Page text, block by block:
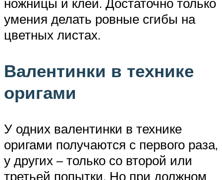
умения делать ровные сгибы на
цветных листах.
Валентинки в технике
оригами
У одних валентинки в технике
оригами получаются с первого раза,
у других – только со второй или
третьей попытки. Но при должном